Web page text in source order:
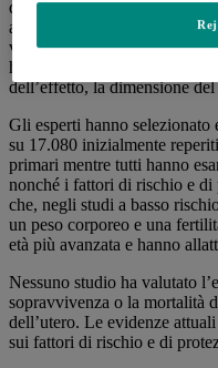
donne che usufruiscono di
a tali programmi. Revisori
valutato l’ammissibilità,
harvest plot rappresenta gli
dell’effetto, la dimensione
Gli esperti hanno
su 17.080 inizialmente
primari mentre tutti hanno
nonché i fattori di rischio e di
che, negli studi a basso
un peso corporeo e una
età più avanzata e hanno
Nessuno studio ha valutato
sopravvivenza o la mortalità
dell’utero. Le evidenze
sui fattori di rischio e di